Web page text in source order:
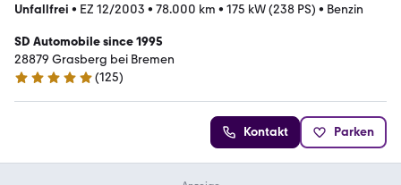
Unfallfrei • EZ 12/2003 • 78.000 km • 175 kW (238 PS) • Benzin
SD Automobile since 1995
28879 Grasberg bei Bremen
4.9 Sterne
(125)
Kontakt Parken